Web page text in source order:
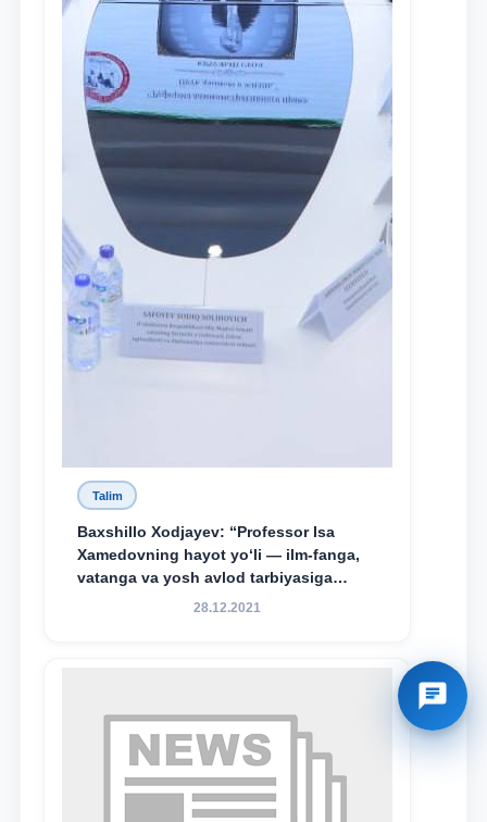
Talim
Baxshillo Xodjayev: “Professor Isa
Xamedovning hayot yo‘li — ilm-fanga,
vatanga va yosh avlod tarbiyasiga
sodiqlikning oliy namunasidir”.
28.12.2021